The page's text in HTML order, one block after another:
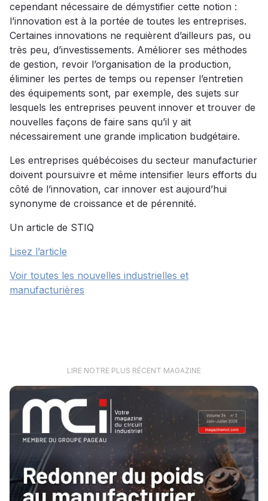
cependant nécessaire de démystifier cette notion :
l’innovation est à la portée de toutes les entreprises.
Certaines innovations ne requièrent d’ailleurs pas, ou
très peu, d’investissements. Améliorer ses méthodes
de gestion, revoir l’organisation de la production,
éliminer les pertes de temps ou repenser l’entretien
des équipements sont, par exemple, des sujets sur
lesquels les entreprises peuvent innover et trouver de
nouvelles façons de faire sans qu’il y ait
nécessairement une grande implication budgétaire.
Les entreprises québécoises du secteur manufacturier
doivent poursuivre et même intensifier leurs efforts du
côté de l’innovation, car innover est aujourd’hui
synonyme de croissance et de pérennité.
Un article de STIQ
Lisez l’article
Voir toutes les nouvelles industrielles et
manufacturières
LIRE NOTRE PLUS RÉCENT MAGAZINE